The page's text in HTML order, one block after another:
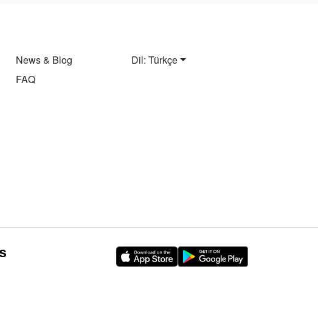
News & Blog
FAQ
Dil: Türkçe